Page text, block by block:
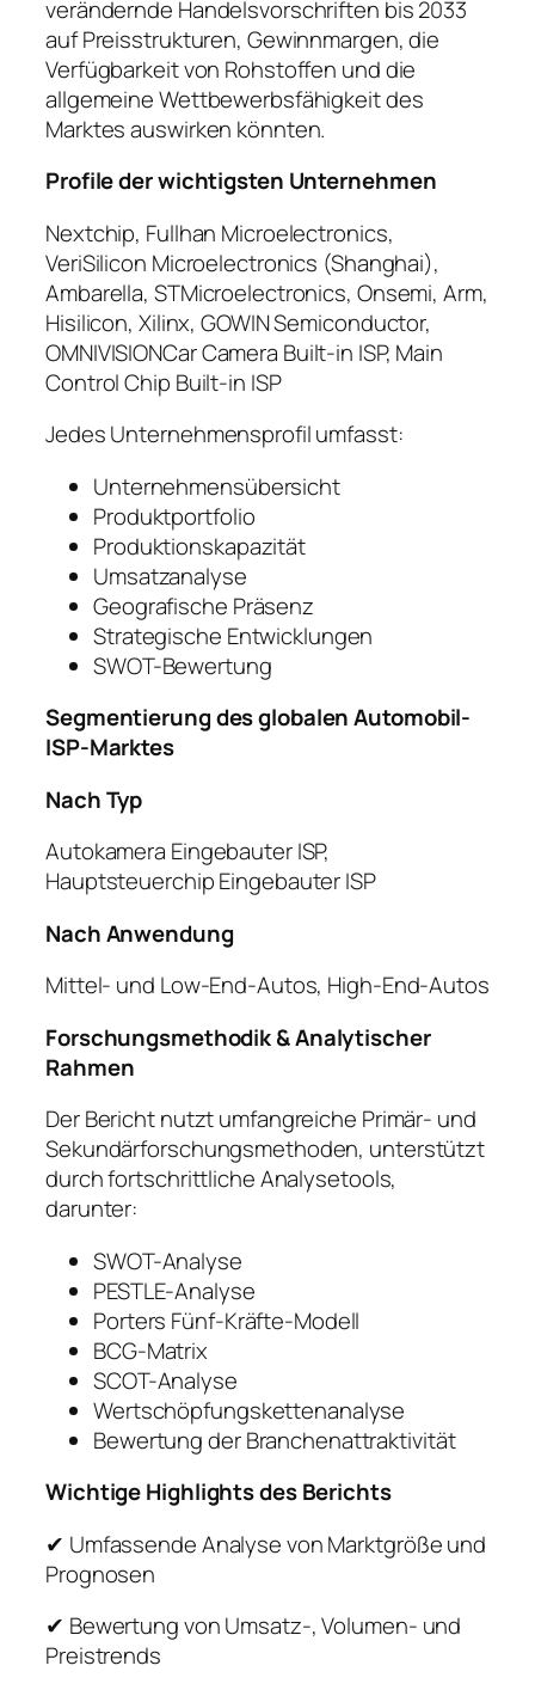
verändernde Handelsvorschriften bis 2033
auf Preisstrukturen, Gewinnmargen, die
Verfügbarkeit von Rohstoffen und die
allgemeine Wettbewerbsfähigkeit des
Marktes auswirken könnten.
Profile der wichtigsten Unternehmen
Nextchip, Fullhan Microelectronics,
VeriSilicon Microelectronics (Shanghai),
Ambarella, STMicroelectronics, Onsemi, Arm,
Hisilicon, Xilinx, GOWIN Semiconductor,
OMNIVISIONCar Camera Built-in ISP, Main
Control Chip Built-in ISP
Jedes Unternehmensprofil umfasst:
Unternehmensübersicht
Produktportfolio
Produktionskapazität
Umsatzanalyse
Geografische Präsenz
Strategische Entwicklungen
SWOT-Bewertung
Segmentierung des globalen Automobil-
ISP-Marktes
Nach Typ
Autokamera Eingebauter ISP,
Hauptsteuerchip Eingebauter ISP
Nach Anwendung
Mittel- und Low-End-Autos, High-End-Autos
Forschungsmethodik & Analytischer
Rahmen
Der Bericht nutzt umfangreiche Primär- und
Sekundärforschungsmethoden, unterstützt
durch fortschrittliche Analysetools,
darunter:
SWOT-Analyse
PESTLE-Analyse
Porters Fünf-Kräfte-Modell
BCG-Matrix
SCOT-Analyse
Wertschöpfungskettenanalyse
Bewertung der Branchenattraktivität
Wichtige Highlights des Berichts
✔ Umfassende Analyse von Marktgröße und
Prognosen
✔ Bewertung von Umsatz-, Volumen- und
Preistrends